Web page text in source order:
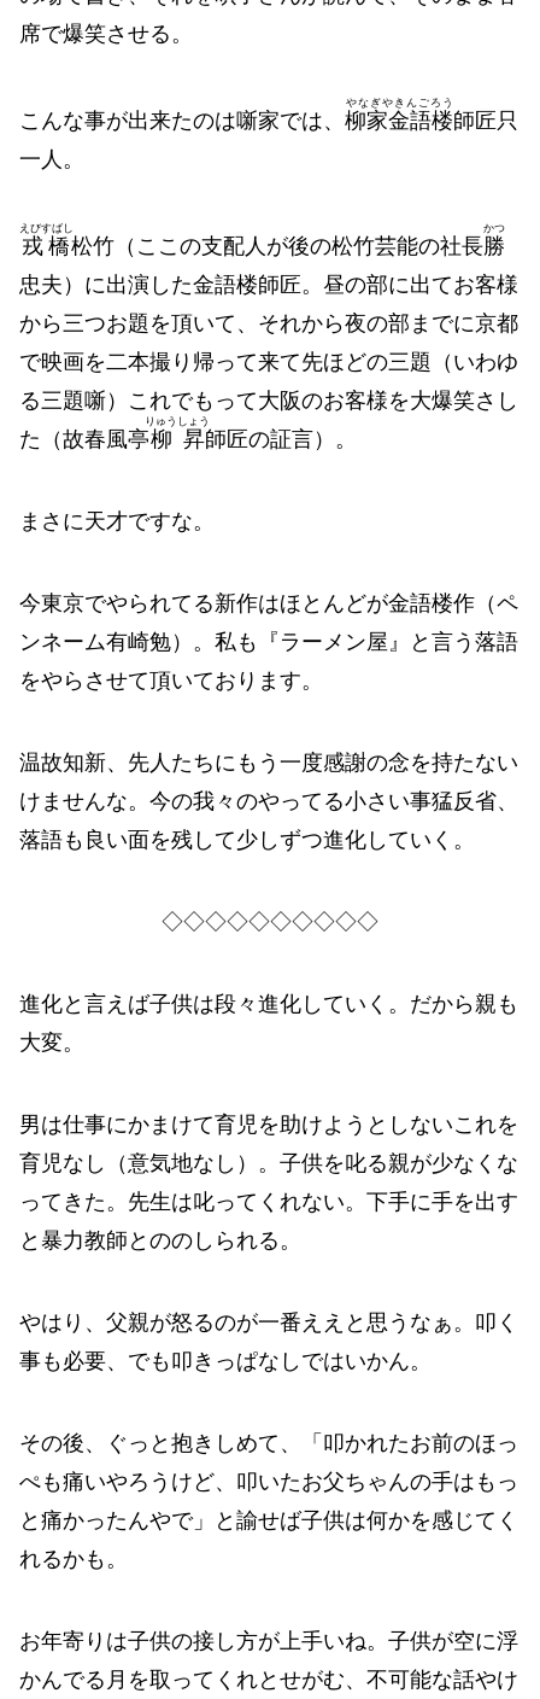
席で爆笑させる。
こんな事が出来たのは噺家では、 柳家金語楼
やなぎやきんごろう
師匠只
一人。
戎橋
えびすばし
松竹（ここの支配人が後の松竹芸能の社長勝
かつ
忠夫）に出演した金語楼師匠。昼の部に出てお客様
から三つお題を頂いて、それから夜の部までに京都
で映画を二本撮り帰って来て先ほどの三題（いわゆ
る三題噺）これでもって大阪のお客様を大爆笑さし
た（故春風亭柳昇
りゅうしょう
師匠の証言）。
まさに天才ですな。
今東京でやられてる新作はほとんどが金語楼作（ペ
ンネーム有崎勉）。私も『ラーメン屋』と言う落語
をやらさせて頂いております。
温故知新、先人たちにもう一度感謝の念を持たない
けませんな。今の我々のやってる小さい事猛反省、
落語も良い面を残して少しずつ進化していく。
◇◇◇◇◇◇◇◇◇◇
進化と言えば子供は段々進化していく。だから親も
大変。
男は仕事にかまけて育児を助けようとしないこれを
育児なし（意気地なし）。子供を叱る親が少なくな
ってきた。先生は叱ってくれない。下手に手を出す
と暴力教師とののしられる。
やはり、父親が怒るのが一番ええと思うなぁ。叩く
事も必要、でも叩きっぱなしではいかん。
その後、ぐっと抱きしめて、「叩かれたお前のほっ
ぺも痛いやろうけど、叩いたお父ちゃんの手はもっ
と痛かったんやで」と諭せば子供は何かを感じてく
れるかも。
お年寄りは子供の接し方が上手いね。子供が空に浮
かんでる月を取ってくれとせがむ、不可能な話やけ